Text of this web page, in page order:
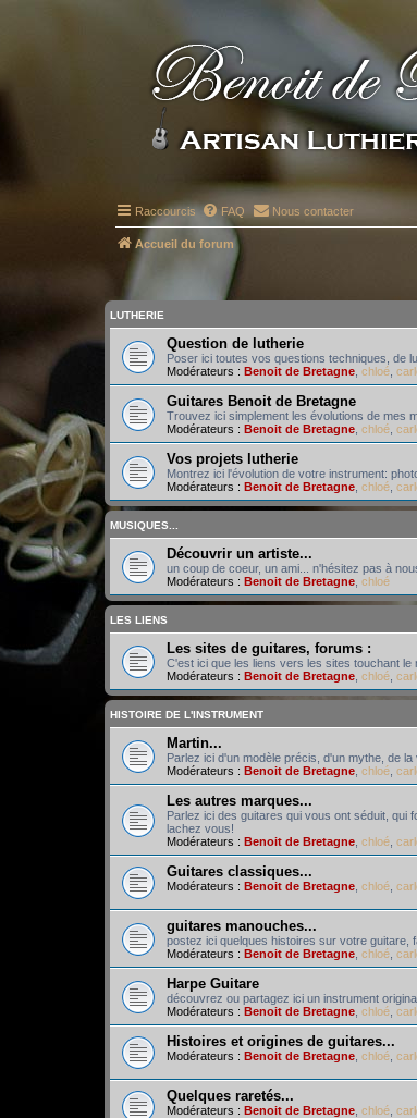
Raccourcis FAQ Nous contacter
Accueil du forum
LUTHERIE
Question de lutherie
Poser ici toutes vos questions techniques, de
Modérateurs : Benoit de Bretagne chloé
Guitares Benoit de Bretagne
Trouvez ici simplement les évolutions de mes
Modérateurs : Benoit de Bretagne chloé
Vos projets lutherie
Montrez ici l'évolution de votre instrument:
Modérateurs : Benoit de Bretagne chloé
MUSIQUES...
Découvrir un artiste...
un coup de coeur, un ami... n'hésitez pas à
Modérateurs : Benoit de Bretagne chloé
LES LIENS
Les sites de guitares, forums :
C'est ici que les liens vers les sites touchant le
Modérateurs : Benoit de Bretagne chloé
HISTOIRE DE L'INSTRUMENT
Martin...
Parlez ici d'un modèle précis, d'un mythe, de la
Modérateurs : Benoit de Bretagne chloé
Les autres marques...
Parlez ici des guitares qui vous ont séduit, qui
lachez vous!
Modérateurs : Benoit de Bretagne chloé
Guitares classiques...
Modérateurs : Benoit de Bretagne chloé
guitares manouches...
postez ici quelques histoires sur votre guitare,
Modérateurs : Benoit de Bretagne chloé
Harpe Guitare
découvrez ou partagez ici un instrument
Modérateurs : Benoit de Bretagne chloé
Histoires et origines de guitares...
Modérateurs : Benoit de Bretagne chloé
Quelques raretés...
Modérateurs : Benoit de Bretagne chloé